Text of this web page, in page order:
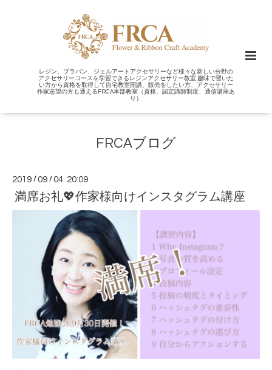
レジン、プラバン、ジェルアートアクセサリーなど様々な新しい分野の
アクセサリーコースを学習できるレジンアクセサリー教室 趣味で習いた
い方から資格を取得して自宅教室開講、販売をしたい方、アクセサリー
作家志望の方も通えるFRCA本部教室（資格、認定講師制度、通信講座あ
り）
FRCAブログ
2019 /09 /04 20:09
満席お礼💖作家様向けインスタグラム講座